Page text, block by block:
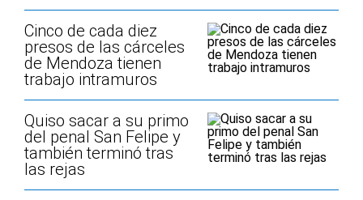
Cinco de cada diez
presos de las cárceles
de Mendoza tienen
trabajo intramuros
Quiso sacar a su primo
del penal San Felipe y
también terminó tras
las rejas